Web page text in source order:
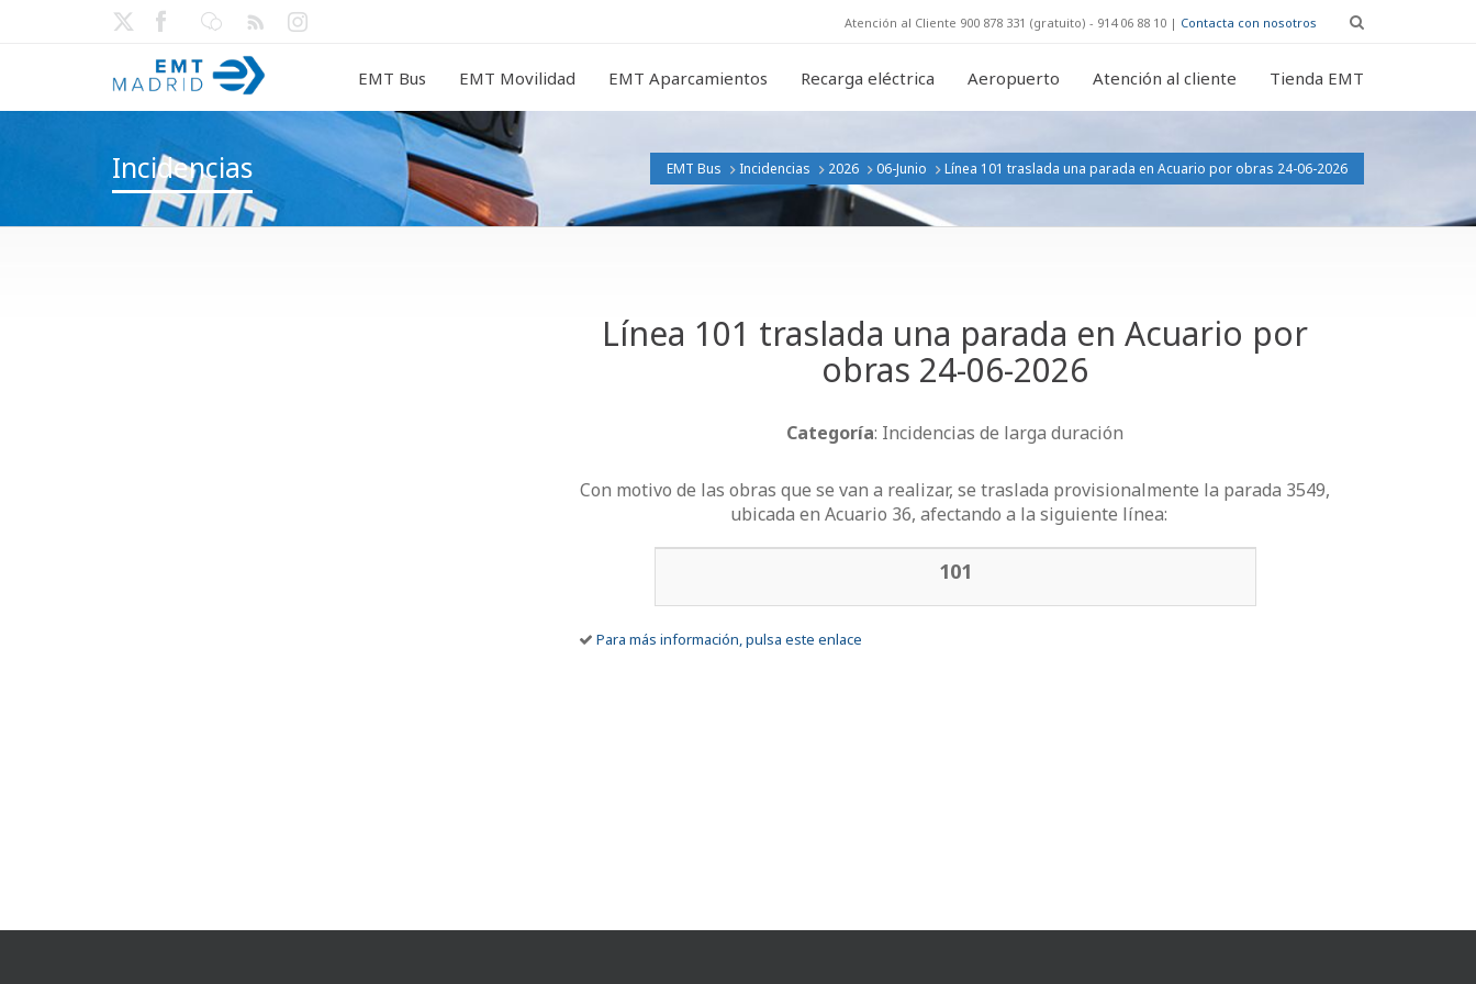
Atención al Cliente 900 878 331 (gratuito) - 914 06 88 10 | Contacta con nosotros
EMT Bus EMT Movilidad EMT Aparcamientos Recarga eléctrica Aeropuerto Atención al cliente Tienda EMT
Incidencias EMT Bus Incidencias 2026 06-Junio Línea 101 traslada una parada en Acuario por obras 24-06-2026
Línea 101 traslada una parada en Acuario por
obras 24-06-2026
Categoría: Incidencias de larga duración
Con motivo de las obras que se van a realizar, se traslada provisionalmente la parada 3549,
ubicada en Acuario 36, afectando a la siguiente línea:
101
Para más información, pulsa este enlace